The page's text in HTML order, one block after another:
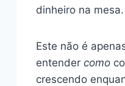
dinheiro na mesa.
Este não é
entender como
crescendo